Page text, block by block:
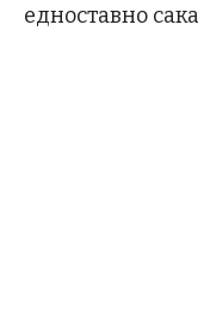
едноставно